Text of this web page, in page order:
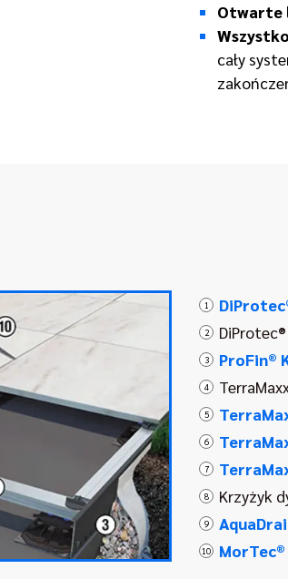
Otwarte
cały
1
2
3 ProFin®
4
5
6
7
8 Krzyżyk
9
10 MorTec®